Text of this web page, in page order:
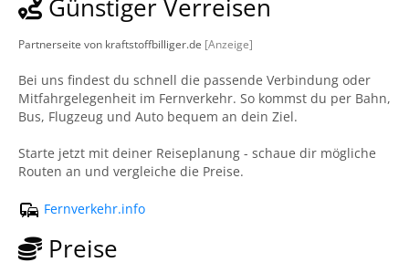
Günstiger Verreisen
Partnerseite von kraftstoffbilliger.de [Anzeige]
Bei uns findest du schnell die passende Verbindung oder
Mitfahrgelegenheit im Fernverkehr. So kommst du per Bahn,
Bus, Flugzeug und Auto bequem an dein Ziel.
Starte jetzt mit deiner Reiseplanung - schaue dir mögliche
Routen an und vergleiche die Preise.
Fernverkehr.info
Preise